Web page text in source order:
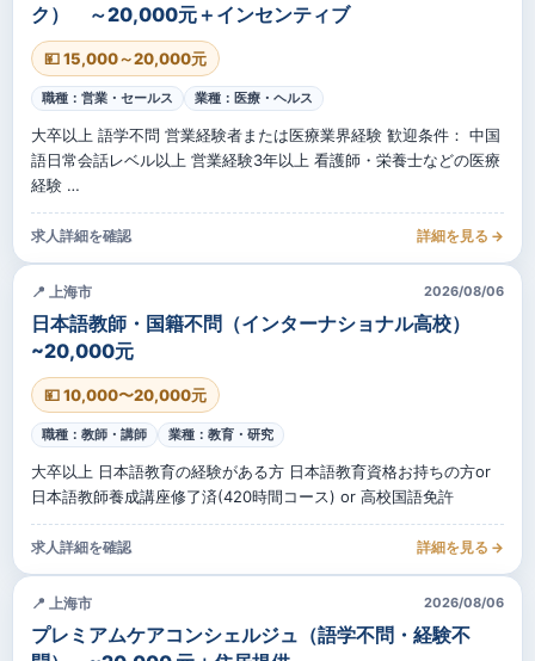
ク） ～20,000元＋インセンティブ
💴 15,000～20,000元
職種：営業・セールス 業種：医療・ヘルス
大卒以上 語学不問 営業経験者または医療業界経験 歓迎条件： 中国
語日常会話レベル以上 営業経験3年以上 看護師・栄養士などの医療
経験 …
求人詳細を確認 詳細を見る →
📍 上海市 2026/08/06
日本語教師・国籍不問（インターナショナル高校）
~20,000元
💴 10,000〜20,000元
職種：教師・講師 業種：教育・研究
大卒以上 日本語教育の経験がある方 日本語教育資格お持ちの方or
日本語教師養成講座修了済(420時間コース) or 高校国語免許
求人詳細を確認 詳細を見る →
📍 上海市 2026/08/06
プレミアムケアコンシェルジュ（語学不問・経験不